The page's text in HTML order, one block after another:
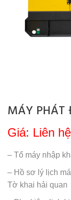
MÁY PHÁT
Giá: Liên hệ
– Tổ máy nhập
– Hồ sơ lý lịch
Tờ khai hải quan